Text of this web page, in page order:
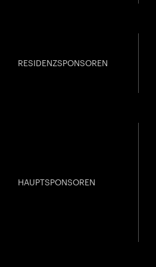
RESIDENZSPONSOREN
HAUPTSPONSOREN